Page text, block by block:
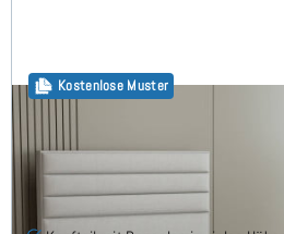
Kostenlose Muster
Alex Boxspringbett ohne